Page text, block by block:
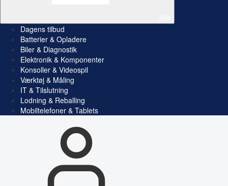
Dagens tilbud
Batterier & Opladere
Biler & Diagnostik
Elektronik & Komponenter
Konsoller & Videospil
Værktøj & Måling
IT & Tilslutning
Lodning & Reballing
Mobiltelefoner & Tablets